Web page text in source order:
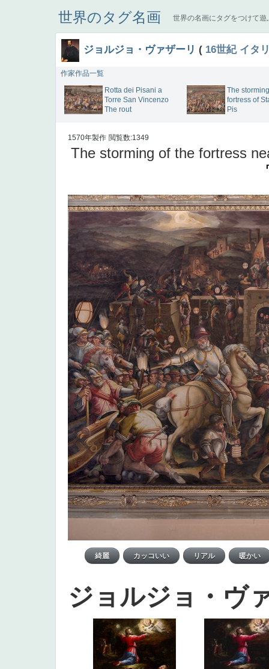
世界のタグ名画 世界の名画にタグをつけて遊
ジョルジョ・ヴァザーリ ( 16世紀 イタ
作家作品一覧
Rotta dei Pisani a
Torre San Vincenzo
The rout
The
fortress of
Pis
1570年製作 閲覧数:1349
The storming of the fortress
ジョルジョ・ヴ